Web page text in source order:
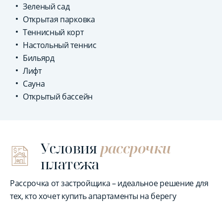
Зеленый сад
Открытая парковка
Теннисный корт
Настольный теннис
Бильярд
Лифт
Сауна
Открытый бассейн
Условиярассрочки
платежа
Рассрочка от застройщика – идеальное решение для
тех, кто хочет купить апартаменты на берегу